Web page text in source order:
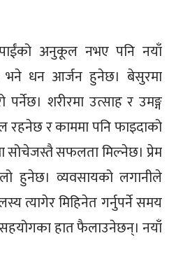
अनुकूल नभए पनि नयाँ
भने धन आर्जन हुनेछ। बेसुरमा
शरीरमा उत्साह र उमङ्ग
रहनेछ र काममा पनि फाइदाको
सोचेजस्तै सफलता मिल्नेछ। प्रेम
हुनेछ। व्यवसायको लगानीले
त्यागेर मिहिनेत गर्नुपर्ने समय
हात फैलाउनेछन्। नयाँ